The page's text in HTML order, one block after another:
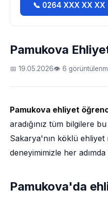
Pamukova
📅 19.05.2026👁 6
Pamukova ehliyet
aradığınız tüm bilgilere
Sakarya'nın köklü ehliyet
deneyimimizle her adımda
Pamukova'da
📞 0264 XXX XX XX